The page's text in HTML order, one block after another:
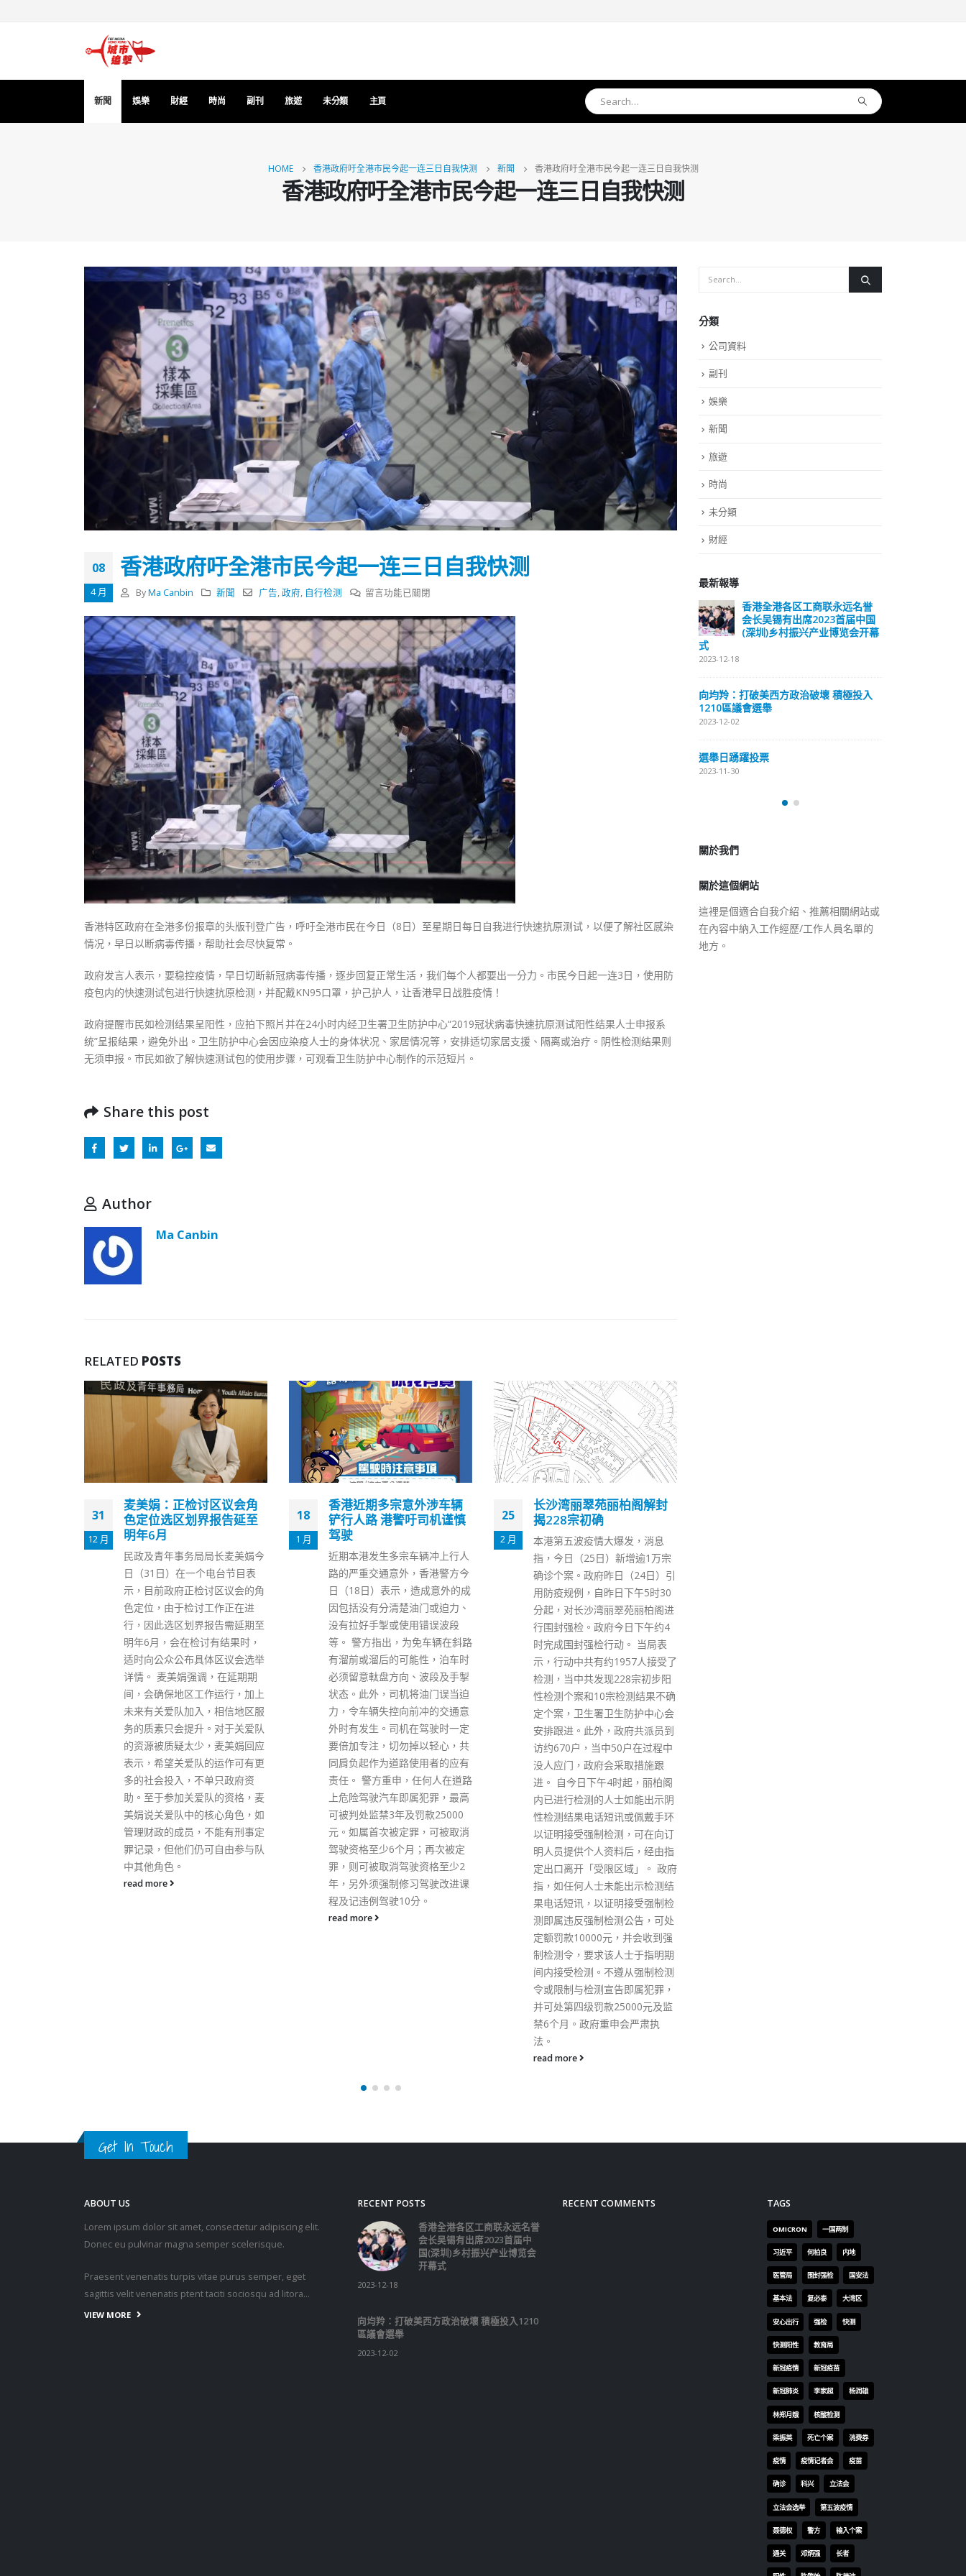
新聞 娛樂 財經 時尚 副刊 旅遊 未分類 主頁
HOME 香港政府吁全港市民今起一连三日自我快测 新聞 香港政府吁全港市民今起一连三日自我快测
香港政府吁全港市民今起一连三日自我快测
08
4 月
香港政府吁全港市民今起一连三日自我快测
By Ma Canbin 新聞 广告,政府, 自行检测
在
港
政
府
吁
全
港
市
民
今
起
一
连
三
日
自
快
测〉
留言功能已關閉
香港特区政府在全港多份报章的头版刊登广告，呼吁全港市民在今日（8日）至星期日每日自我进行快速抗原测试，以便了解社区感染
情况，早日以断病毒传播，帮助社会尽快复常。
政府发言人表示，要稳控疫情，早日切断新冠病毒传播，逐步回复正常生活，我们每个人都要出一分力。市民今日起一连3日，使用防
疫包内的快速测试包进行快速抗原检测，并配戴KN95口罩，护己护人，让香港早日战胜疫情！
政府提醒市民如检测结果呈阳性，应拍下照片并在24小时内经卫生署卫生防护中心“2019冠状病毒快速抗原测试阳性结果人士申报系
统”呈报结果，避免外出。卫生防护中心会因应染疫人士的身体状况、家居情况等，安排适切家居支援、隔离或治疗。阴性检测结果则
无须申报。市民如欲了解快速测试包的使用步骤，可观看卫生防护中心制作的示范短片。
Share this post
Author
Ma Canbin
RELATED POSTS
18
1 月
香港近期多宗意外涉车辆
铲行人路 港警吁司机谨慎
驾驶
近期本港发生多宗车辆冲上行人
路的严重交通意外，香港警方今
日（18日）表示，造成意外的成
因包括没有分清楚油门或迫力、
没有拉好手掣或使用错误波段
等。 警方指出，为免车辆在斜路
有溜前或溜后的可能性，泊车时
必须留意軚盘方向、波段及手掣
状态。此外，司机将油门误当迫
力，令车辆失控向前冲的交通意
外时有发生。司机在驾驶时一定
要倍加专注，切勿掉以轻心，共
同肩负起作为道路使用者的应有
责任。 警方重申，任何人在道路
上危险驾驶汽车即属犯罪，最高
可被判处监禁3年及罚款25000
元。如属首次被定罪，可被取消
驾驶资格至少6个月；再次被定
罪，则可被取消驾驶资格至少2
年，另外须强制修习驾驶改进课
25
2 月
长沙湾丽翠苑丽柏阁解封
揭228宗初确
本港第五波疫情大爆发，消息
指，今日（25日）新增逾1万宗
确诊个案。政府昨日（24日）引
用防疫规例，自昨日下午5时30
分起，对长沙湾丽翠苑丽柏阁进
行围封强检。政府今日下午约4
时完成围封强检行动。 当局表
示，行动中共有约1957人接受了
检测，当中共发现228宗初步阳
性检测个案和10宗检测结果不确
定个案，卫生署卫生防护中心会
安排跟进。此外，政府共派员到
访约670户，当中50户在过程中
没人应门，政府会采取措施跟
进。 自今日下午4时起，丽柏阁
内已进行检测的人士如能出示阴
性检测结果电话短讯或佩戴手环
以证明接受强制检测，可在向订
明人员提供个人资料后，经由指
定出口离开「受限区域」。 政府
指，如任何人士未能出示检测结
果电话短讯，以证明接受强制检
测即属违反强制检测公告，可处
07
7 月
香港政府提醒快测阴性不
可掉以轻心 若不适应尽快
求医及核检
香港第五波疫情有反弹迹象，昨
日（6日）新增确诊个案2815
宗，包括143宗输入个案，而
升趋势，部分没有源头，反映社
区已有传播链。 香港特区政府在
社交专页“添马台”发文，呼吁市
民如有不适，应尽快进行快速测
试，若结果呈阳性，要立即向卫
生署呈报
( www.chp.gov.hk/ratp )及在家
等候覆核。 政府指，即使快速测
试呈阴性，亦不可掉以轻心，因
快测有局限，染疫初期可能因CT
值较高而未能检测到病毒。如有
不适，就算快测阴性也切勿上班
或上学，应尽快求医和进行核酸
检测以确定是否感染。
read more
分類
公司資料
副刊
娛樂
新聞
旅遊
時尚
未分類
財經
最新報導
会长吴锡有出席2023首届中国
(深圳)乡村振兴产业博览会开幕
式
2023-12-18
向均羚：打破美西方政治破壞 積極投入
1210區議會選舉
2023-12-02
選舉日踴躍投票
2023-11-30
2023-11-30
抹黑候選人涉選舉舞弊 文: 朱家健
2023-11-30
香港公院探访明起无须预约一
图睇清最新安排
2023-01-31
式
2023-12-18
向均羚：打破美西方政治破壞 積極投入
1210區議會選舉
2023-12-02
選舉日踴躍投票
2023-11-30
選舉日踴躍投票 文: 朱家健
2023-11-30
抹黑候選人涉選舉舞弊 文: 朱家健
香港公院探访明起无须预约一
關於這個網站
在內容中納入工作經歷/工作人員名單的
地方。
Get In Touch
ABOUT US
Lorem ipsum dolor sit amet, consectetur adipiscing elit.
Donec eu pulvinar magna semper scelerisque.
Praesent venenatis turpis vitae purus semper, eget
sagittis velit venenatis ptent taciti sociosqu ad litora…
VIEW MORE
RECENT POSTS
香港全港各区工商联永远名誉
会长吴锡有出席2023首届中
国(深圳)乡村振兴产业博览会
开幕式
2023-12-18
向均羚：打破美西方政治破壞 積極投入1210
區議會選舉
2023-12-02
RECENT COMMENTS TAGS
OMICRON 一国两制
习近平 何柏良 内地
医管局 围封强检 国安法
基本法 复必泰 大湾区
安心出行 强检 快测
快测阳性 教育局
新冠疫情 新冠疫苗
新冠肺炎 李家超 杨润雄
林郑月娥 核酸检测
梁振英 死亡个案 消费券
疫情 疫情记者会 疫苗
确诊 科兴 立法会
立法会选举 第五波疫情
聂德权 警方 输入个案
通关 邓炳强 长者